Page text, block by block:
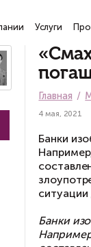
О компании